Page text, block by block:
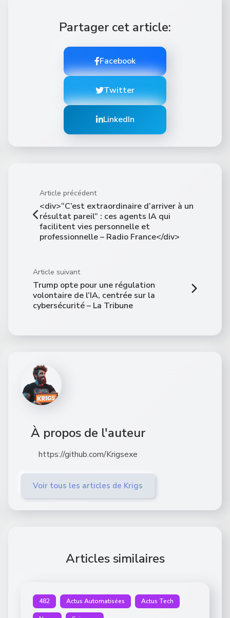
Partager cet article:
Facebook
Twitter
LinkedIn
Article précédent
<div>“C’est extraordinaire d’arriver à un
résultat pareil” : ces agents IA qui
facilitent vies personnelle et
professionnelle – Radio France</div>
Article suivant
Trump opte pour une régulation
volontaire de l’IA, centrée sur la
cybersécurité – La Tribune
À propos de l'auteur
https://github.com/Krigsexe
Voir tous les articles de Krigs
Articles similaires
482 Actus Automatisées Actus Tech